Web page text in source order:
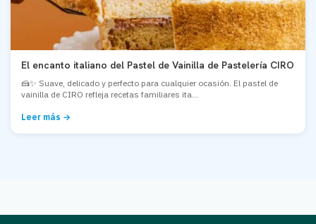
El encanto italiano del Pastel de Vainilla de Pastelería CIRO
🍰✨ Suave, delicado y perfecto para cualquier ocasión. El pastel de
vainilla de CIRO refleja recetas familiares ita...
Leer más →